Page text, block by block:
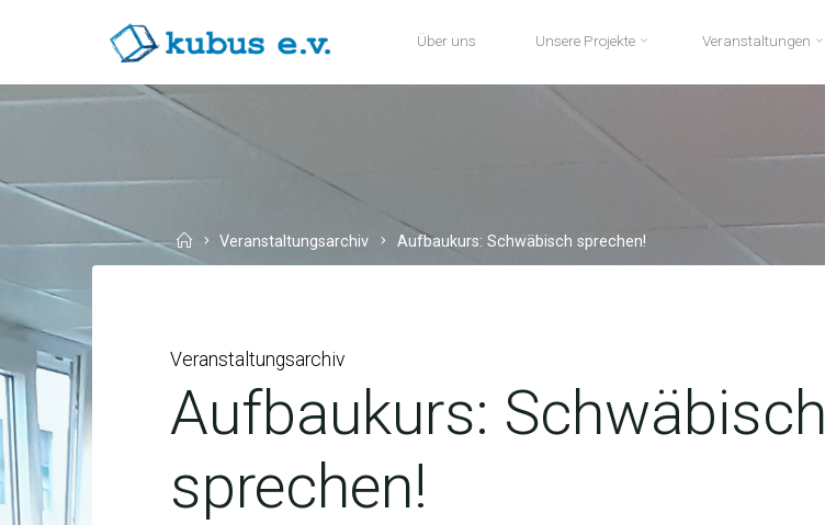
E.V.
Über uns Unsere Projekte Veranstaltungen
HomeVeranstaltungsarchiv Aufbaukurs: Schwäbisch sprechen!
Veranstaltungsarchiv
Aufbaukurs: Schwäbisch
sprechen!